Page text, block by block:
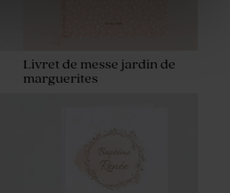
Livret de messe jardin de
marguerites